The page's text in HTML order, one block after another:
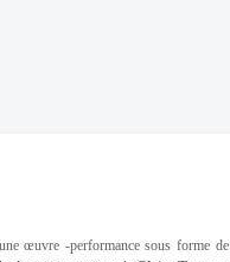
œuvre -performance sous forme de